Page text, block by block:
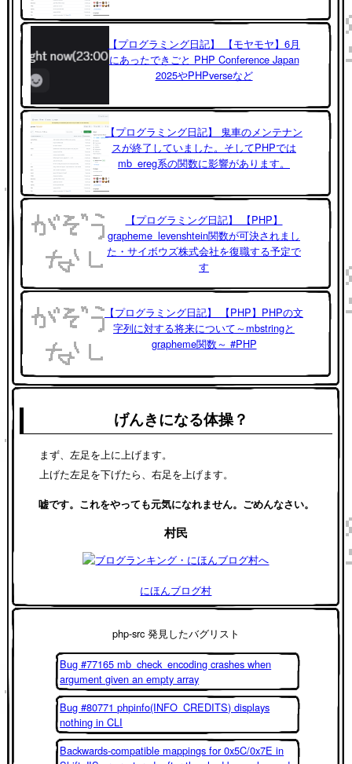
【プログラミング日記】 【モヤモヤ】6月
にあったできごと PHP Conference Japan
2025やPHPverseなど
【プログラミング日記】 鬼車のメンテナン
スが終了していました。そしてPHPでは
mb_ereg系の関数に影響があります。
【プログラミング日記】 【PHP】
grapheme_levenshtein関数が可決されまし
た・サイボウズ株式会社を復職する予定で
す
【プログラミング日記】 【PHP】PHPの文
字列に対する将来について～mbstringと
grapheme関数～ #PHP
げんきになる体操？
まず、左足を上に上げます。
上げた左足を下げたら、右足を上げます。
嘘です。これをやっても元気になれません。ごめんなさい。
村民
にほんブログ村
php-src 発見したバグリスト
Bug #77165 mb_check_encoding crashes when
argument given an empty array
Bug #80771 phpinfo(INFO_CREDITS) displays
nothing in CLI
Backwards-compatible mappings for 0x5C/0x7E in